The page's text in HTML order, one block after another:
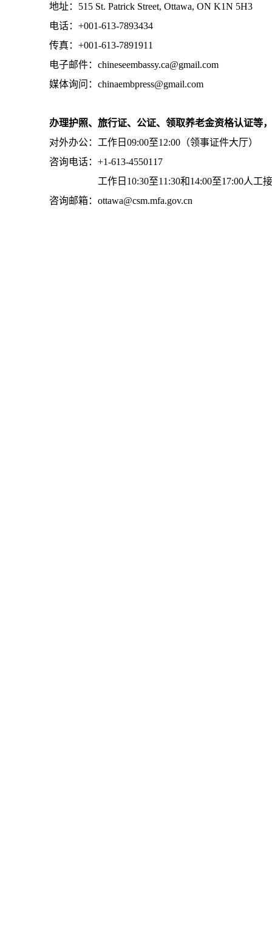
地址：515 St. Patrick Street, Ottawa, ON K1N 5H3
电话：+001-613-7893434
传真：+001-613-7891911
电子邮件：chineseembassy.ca@gmail.com
媒体询问：chinaembpress@gmail.com
办理护照、旅行证、公证、领取养老金资格认证等
对外办公：工作日09:00至12:00（领事证件大厅）
咨询电话：+1-613-4550117
工作日10:30至11:30和14:00至17:00人工
咨询邮箱：ottawa@csm.mfa.gov.cn